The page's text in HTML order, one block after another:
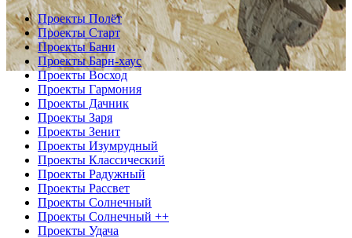
Проекты Полёт
Проекты Старт
Проекты Бани
Проекты Барн-хаус
Проекты Восход
Проекты Гармония
Проекты Дачник
Проекты Заря
Проекты Зенит
Проекты Изумрудный
Проекты Классический
Проекты Радужный
Проекты Рассвет
Проекты Солнечный
Проекты Солнечный ++
Проекты Удача